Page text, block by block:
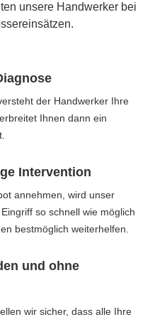
unsere Handwerker bei
der Handwerker Ihre
Ihnen dann ein
Intervention
annehmen, wird unser
so schnell wie möglich
bestmöglich weiterhelfen.
und ohne
wir sicher, dass alle Ihre